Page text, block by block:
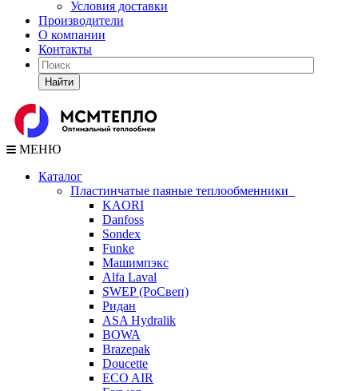
Условия доставки
Производители
О компании
Контакты
Найти
МЕНЮ
Каталог
Пластинчатые паяные теплообменники
KAORI
Danfoss
Sondex
Funke
Машимпэкс
Alfa Laval
SWEP (РоСвеп)
Ридан
ASA Hydralik
BOWA
Brazepak
Doucette
ECO AIR